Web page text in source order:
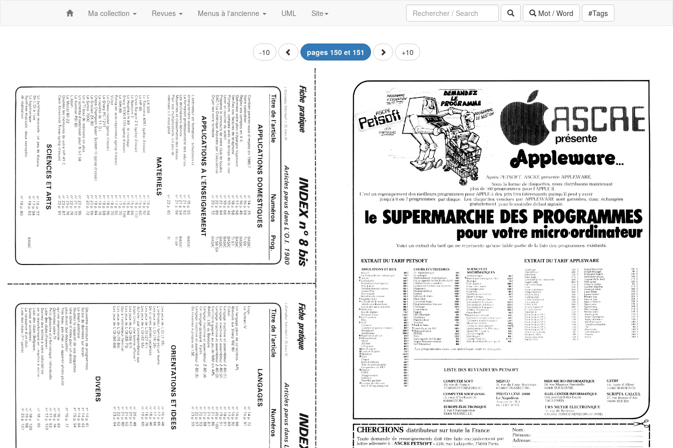
Ma collection Revues Menus à l'ancienne UML Site Mot / Word #Tags
-10 pages 150 et 151 +10